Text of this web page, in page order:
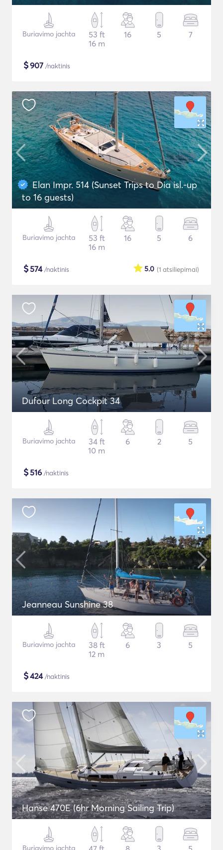
Buriavimo jachta
53 ft
16 m
16 5 7
$907 /naktinis
Elan Impr. 514 (Sunset Trips to Dia isl.-up
to 16 guests)
Buriavimo jachta
53 ft
16 m
16 5 6
$574/naktinis (1 atsiliepimai)
5.0
Dufour Long Cockpit 34
Buriavimo jachta
34 ft
10 m
6 2 5
$516 /naktinis
Jeanneau Sunshine 38
Buriavimo jachta
38 ft
12 m
6 3 5
$424/naktinis
Hanse 470E (6hr Morning Sailing Trip)
Buriavimo jachta